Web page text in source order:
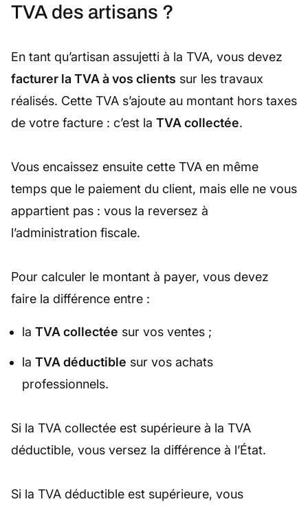
TVA des artisans ?
En tant qu’artisan assujetti à la TVA, vous devez
facturer la TVA à vos clients sur les travaux
réalisés. Cette TVA s’ajoute au montant hors taxes
de votre facture : c’est la TVA collectée.
Vous encaissez ensuite cette TVA en même
temps que le paiement du client, mais elle ne vous
appartient pas : vous la reversez à
l’administration fiscale.
Pour calculer le montant à payer, vous devez
faire la différence entre :
la TVA collectée sur vos ventes ;
la TVA déductible sur vos achats
professionnels.
Si la TVA collectée est supérieure à la TVA
déductible, vous versez la différence à l’État.
Si la TVA déductible est supérieure, vous